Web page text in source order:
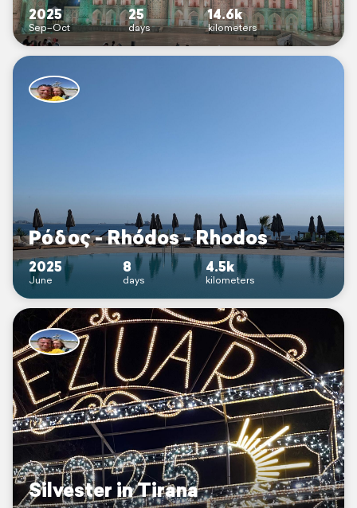
2025
Sep–Oct
25
days
14.6k
kilometers
Ρόδος - Rhódos - Rhodos
2025
June
8
days
4.5k
kilometers
Silvester in Tirana